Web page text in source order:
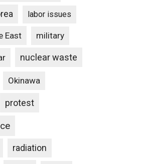
labor issues
East military
nuclear waste
Okinawa
protest
radiation